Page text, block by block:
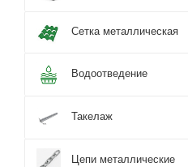
Сетка металлическая
Водоотведение
Такелаж
Цепи металлические